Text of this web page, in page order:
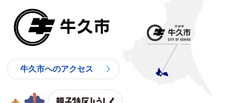
牛久市へのアクセス